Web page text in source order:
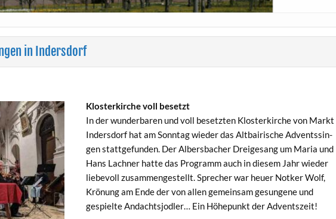
in Indersdorf
Klosterkirche voll besetzt
In der wun­der­baren und voll beset­zten Klosterkirche von Markt
Inder­s­dorf hat am Son­ntag wieder das Alt­bairische Adventssin­
gen stattge­fun­den. Der Albers­bach­er Dreige­sang um Maria und
Hans Lach­n­er hat­te das Pro­gramm auch in diesem Jahr wieder
liebevoll zusam­mengestellt. Sprech­er war heuer Notk­er Wolf,
Krö­nung am Ende der von allen gemein­sam gesun­gene und
gespielte Andacht­sjodler… Ein Höhep­unkt der Adventszeit!